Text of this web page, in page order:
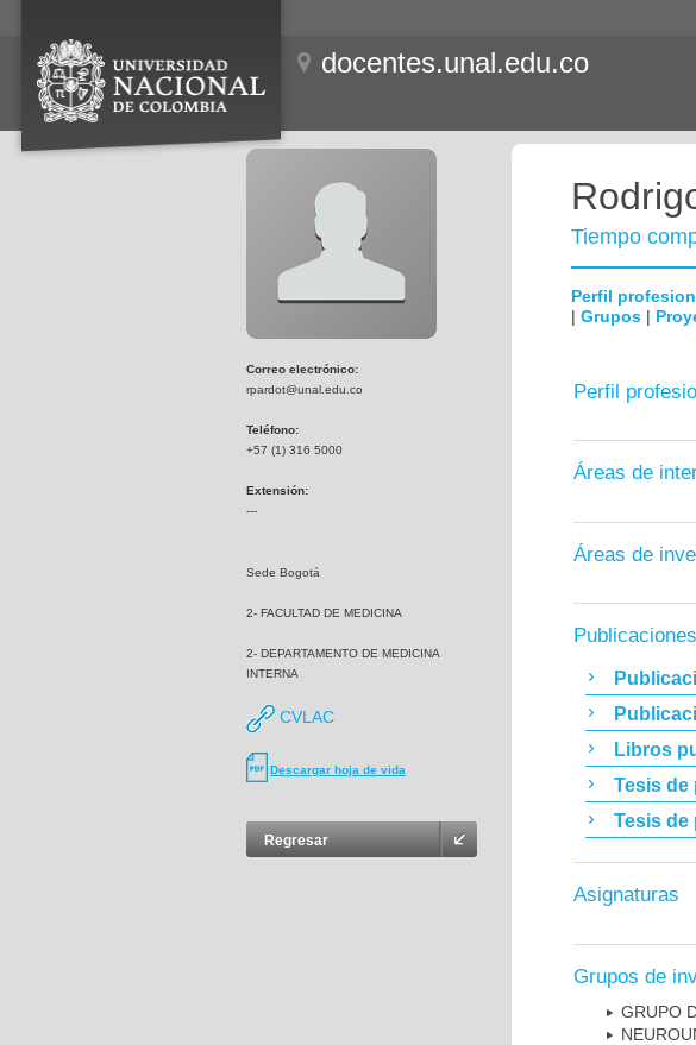
docentes.unal.edu.co
Correo electrónico:
rpardot@unal.edu.co
Teléfono:
+57 (1) 316 5000
Extensión:
---
Sede Bogotá
2- FACULTAD DE MEDICINA
2- DEPARTAMENTO DE MEDICINA
INTERNA
CVLAC
Descargar hoja de vida
Regresar
Tiempo
Perfil
| Grupos |
Perfil
Áreas de
Áreas de
Publicaciones
Libros
Tesis de
Tesis de
Asignaturas
Grupos de
GRUPO